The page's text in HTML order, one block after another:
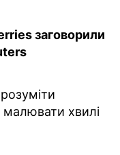
заговорили
малювати хвилі